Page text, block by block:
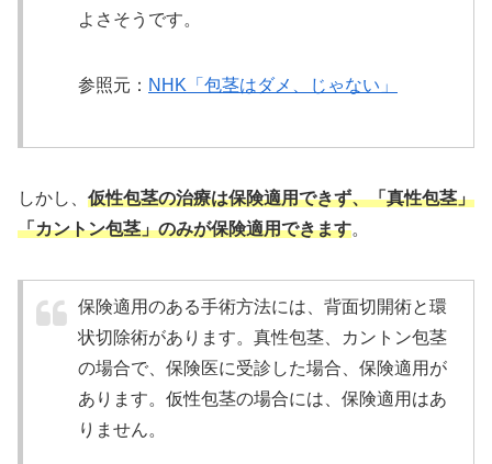
よさそうです。
参照元： NHK「包茎はダメ、じゃない」
しかし、 仮性包茎の治療は保険適用できず、「真性包茎」
「カントン包茎」のみが保険適用できます。
保険適用のある手術方法には、背面切開術と環
状切除術があります。真性包茎、カントン包茎
の場合で、保険医に受診した場合、保険適用が
あります。仮性包茎の場合には、保険適用はあ
りません。